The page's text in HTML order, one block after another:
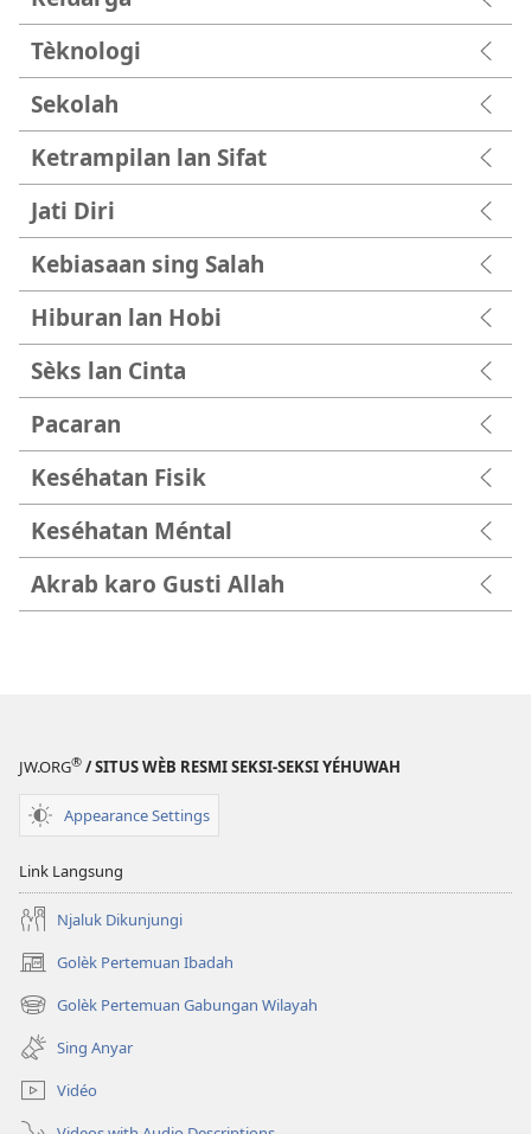
Tèknologi
Sekolah
Ketrampilan lan Sifat
Jati Diri
Kebiasaan sing Salah
Hiburan lan Hobi
Sèks lan Cinta
Pacaran
Keséhatan Fisik
Keséhatan Méntal
Akrab karo Gusti Allah
JW.ORG® / SITUS WÈB RESMI SEKSI-SEKSI YÉHUWAH
Appearance Settings
Link Langsung
Njaluk Dikunjungi
Golèk Pertemuan Ibadah
(opens
new
window)
Golèk Pertemuan Gabungan Wilayah
(opens
new
window)
Sing Anyar
Vidéo